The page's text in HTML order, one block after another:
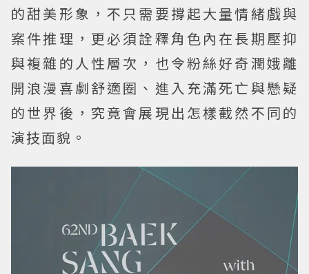
的甜美形象，不只需要撐起大量情緒戲與
案件推理，更必須詮釋角色內在長期壓抑
與複雜的人性層次，也令粉絲好奇潤娥離
開浪漫喜劇舒適圈、進入充滿死亡與懸疑
的世界後，究竟會展現出怎樣截然不同的
演技面貌。